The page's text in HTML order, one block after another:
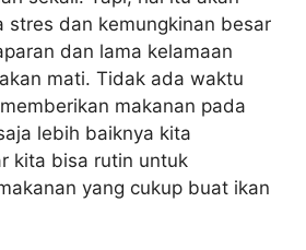
stres dan kemungkinan besar
dan lama kelamaan
mati. Tidak ada waktu
makanan pada
lebih baiknya kita
kita bisa rutin untuk
yang cukup buat ikan